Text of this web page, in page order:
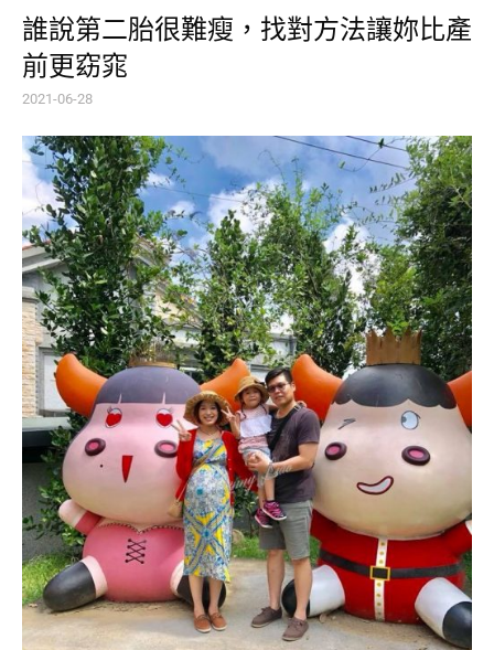
誰說第二胎很難瘦，找對方法讓妳比產
前更窈窕
2021-06-28